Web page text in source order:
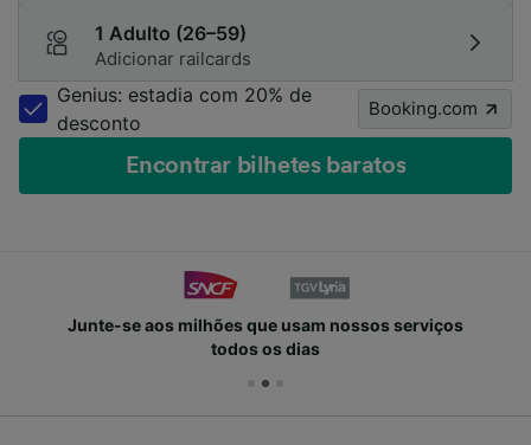
1 Adulto (26–59)
Adicionar railcards
Genius: estadia com 20% de
desconto
Booking.com
Encontrar bilhetes baratos
Junte-se aos milhões que usam nossos serviços
todos os dias